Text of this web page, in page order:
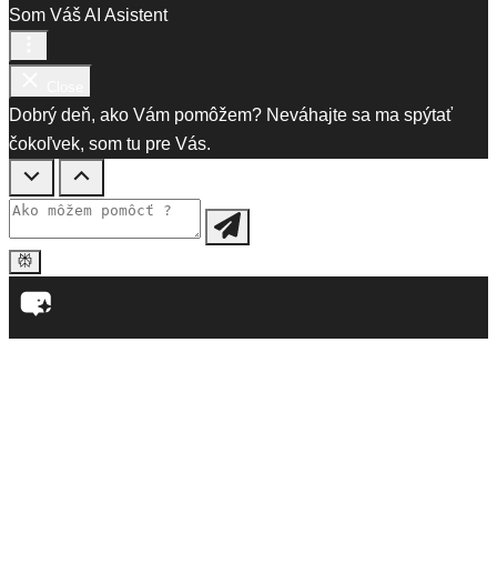
Som Váš AI Asistent
Dobrý deň, ako Vám pomôžem? Neváhajte sa ma spýtať
čokoľvek, som tu pre Vás.